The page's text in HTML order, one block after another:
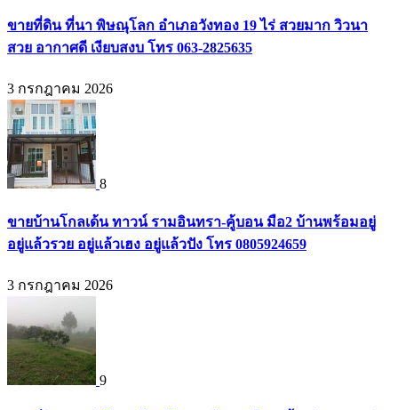
ขายที่ดิน ที่นา พิษณุโลก อำเภอวังทอง 19 ไร่ สวยมาก วิวนา
สวย อากาศดี เงียบสงบ โทร 063-2825635
3 กรกฎาคม 2026
8
ขายบ้านโกลเด้น ทาวน์ รามอินทรา-คู้บอน มือ2 บ้านพร้อมอยู่
อยู่แล้วรวย อยู่แล้วเฮง อยู่แล้วปัง โทร 0805924659
3 กรกฎาคม 2026
9